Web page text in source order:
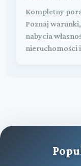
Kompletny
Poznaj
nabycia
nieruchomości